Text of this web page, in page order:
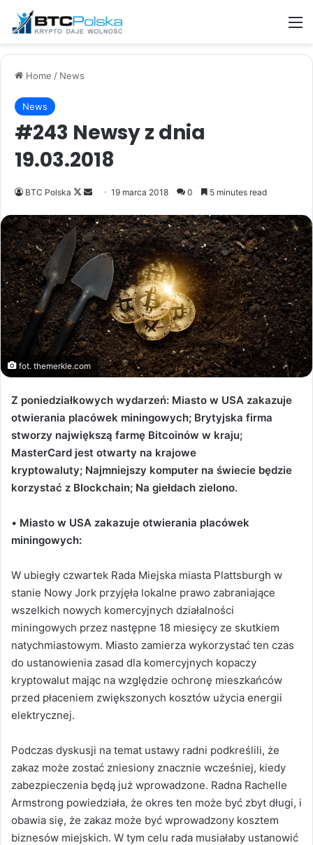
Home / News
News
#243 Newsy z dnia
19.03.2018
BTC Polska
Follow
X
Send
email
19 marca 2018 0 5 minutes read
fot. themerkle.com
Z poniedziałkowych wydarzeń: Miasto w USA zakazuje
otwierania placówek miningowych; Brytyjska firma
stworzy największą farmę Bitcoinów w kraju;
MasterCard jest otwarty na krajowe
kryptowaluty; Najmniejszy komputer na świecie będzie
korzystać z Blockchain; Na giełdach zielono.
• Miasto w USA zakazuje otwierania placówek
miningowych:
W ubiegły czwartek Rada Miejska miasta Plattsburgh w
stanie Nowy Jork przyjęła lokalne prawo zabraniające
wszelkich nowych komercyjnych działalności
miningowych przez następne 18 miesięcy ze skutkiem
natychmiastowym. Miasto zamierza wykorzystać ten czas
do ustanowienia zasad dla komercyjnych kopaczy
kryptowalut mając na względzie ochronę mieszkańców
przed płaceniem zwiększonych kosztów użycia energii
elektrycznej.
Podczas dyskusji na temat ustawy radni podkreślili, że
zakaz może zostać zniesiony znacznie wcześniej, kiedy
zabezpieczenia będą już wprowadzone. Radna Rachelle
Armstrong powiedziała, że okres ten może być zbyt długi, i
obawia się, że zakaz może być wprowadzony kosztem
biznesów miejskich. W tym celu rada musiałaby ustanowić